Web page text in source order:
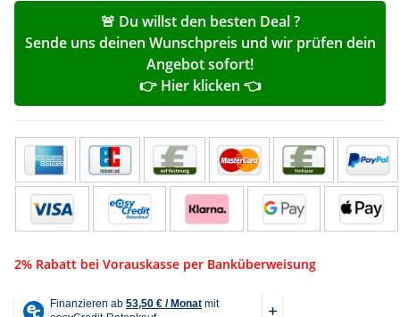
🚨 Du willst den besten Deal ?
Sende uns deinen Wunschpreis und wir prüfen dein
Angebot sofort!
👉 Hier klicken 👈
2% Rabatt bei Vorauskasse per Banküberweisung